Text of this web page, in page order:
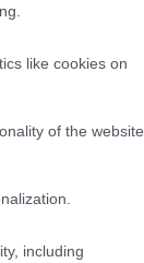
like cookies on
of the website
including
sentito
Qui
dagli